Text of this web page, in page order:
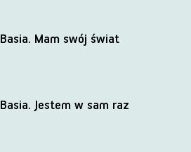
Basia. Mam swój świat
Basia. Jestem w sam raz